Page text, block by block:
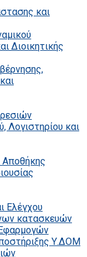
και
Διοικητικής
Λογιστηρίου και
Αποθήκης
Ελέγχου
κατασκευών
Υ.ΔΟΜ